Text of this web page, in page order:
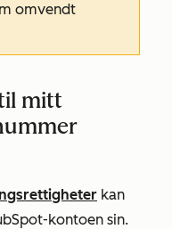
omvendt
mitt
kan
kontoen sin.